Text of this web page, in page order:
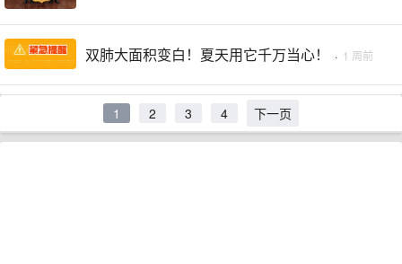
双肺大面积变白！夏天用它千万当心！ · 1 周前
1 2 3 4 下一页